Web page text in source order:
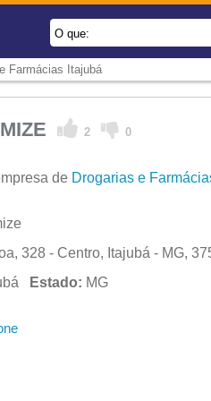
O que:
Farmácias Itajubá
2 0
de Drogarias e
328 - Centro, Itajubá - MG,
Estado: MG